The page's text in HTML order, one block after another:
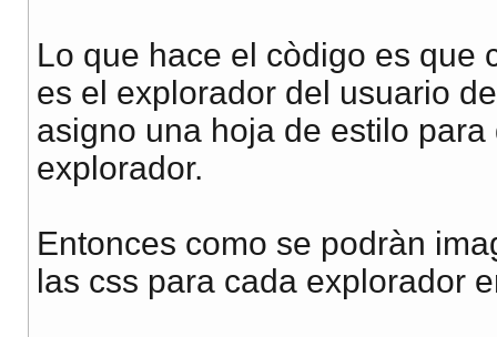
Lo que hace el còdigo es que
es el explorador del usuario
asigno una hoja de estilo
explorador.
Entonces como se podràn
las css para cada explorador